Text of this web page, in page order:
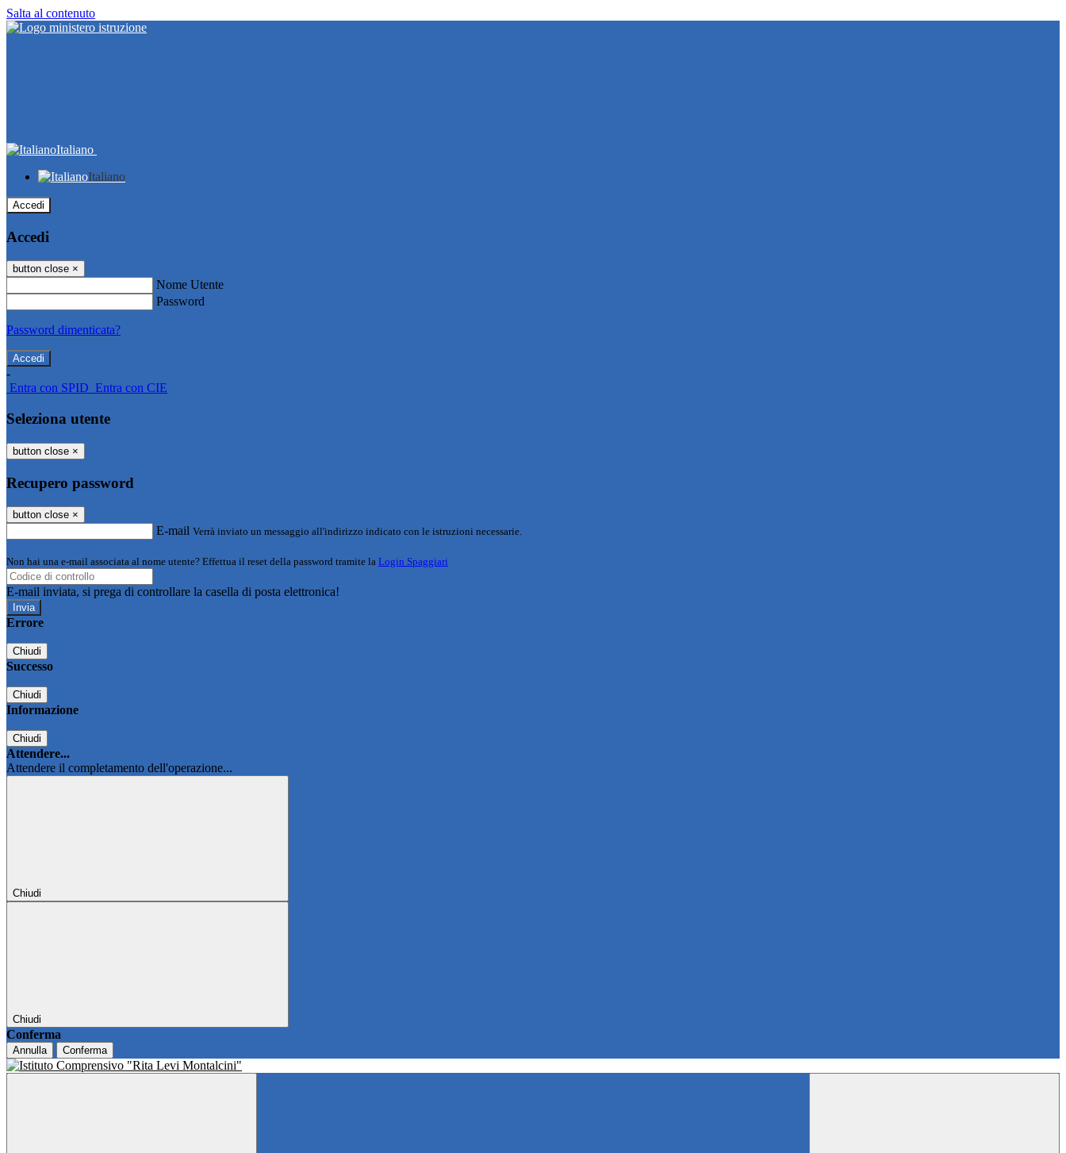
Salta al contenuto
Italiano
Italiano
Accedi
Accedi
button close ×
Nome Utente
Password
Password dimenticata?
-
Entra con SPID Entra con CIE
Seleziona utente
button close ×
Recupero password
button close ×
E-mail Verrà inviato un messaggio all'indirizzo indicato con le istruzioni necessarie.
Non hai una e-mail associata al nome utente? Effettua il reset della password tramite la Login Spaggiari
E-mail inviata, si prega di controllare la casella di posta elettronica!
Errore
Chiudi
Successo
Chiudi
Informazione
Chiudi
Attendere...
Attendere il completamento dell'operazione...
Chiudi
Chiudi
Conferma
Annulla Conferma